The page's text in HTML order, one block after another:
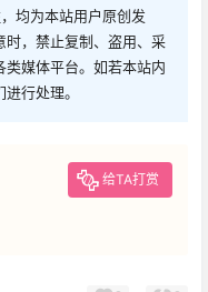
均为本站用户原创发
时，禁止复制、盗用、采
媒体平台。如若本站内
行处理。
给TA打赏